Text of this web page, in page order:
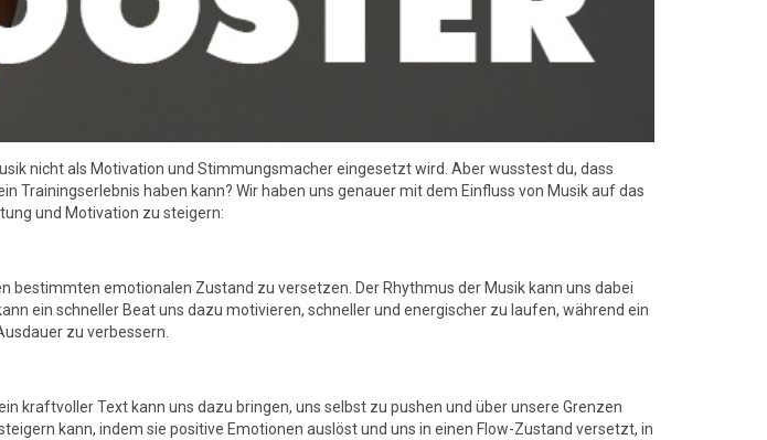
nicht als Motivation und Stimmungsmacher eingesetzt wird. Aber wusstest du, dass
Trainingserlebnis haben kann? Wir haben uns genauer mit dem Einfluss von Musik auf das
und Motivation zu steigern:
bestimmten emotionalen Zustand zu versetzen. Der Rhythmus der Musik kann uns dabei
ein schneller Beat uns dazu motivieren, schneller und energischer zu laufen, während ein
zu verbessern.
kraftvoller Text kann uns dazu bringen, uns selbst zu pushen und über unsere Grenzen
kann, indem sie positive Emotionen auslöst und uns in einen Flow-Zustand versetzt, in